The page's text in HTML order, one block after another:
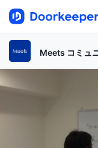
Meets コミュ